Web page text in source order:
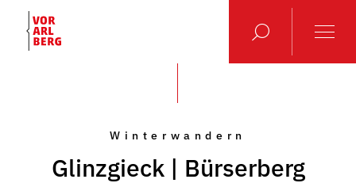
Winterwandern
Glinzgieck | Bürserberg